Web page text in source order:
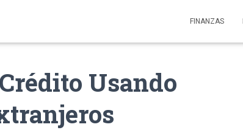
FINANZAS
Usando